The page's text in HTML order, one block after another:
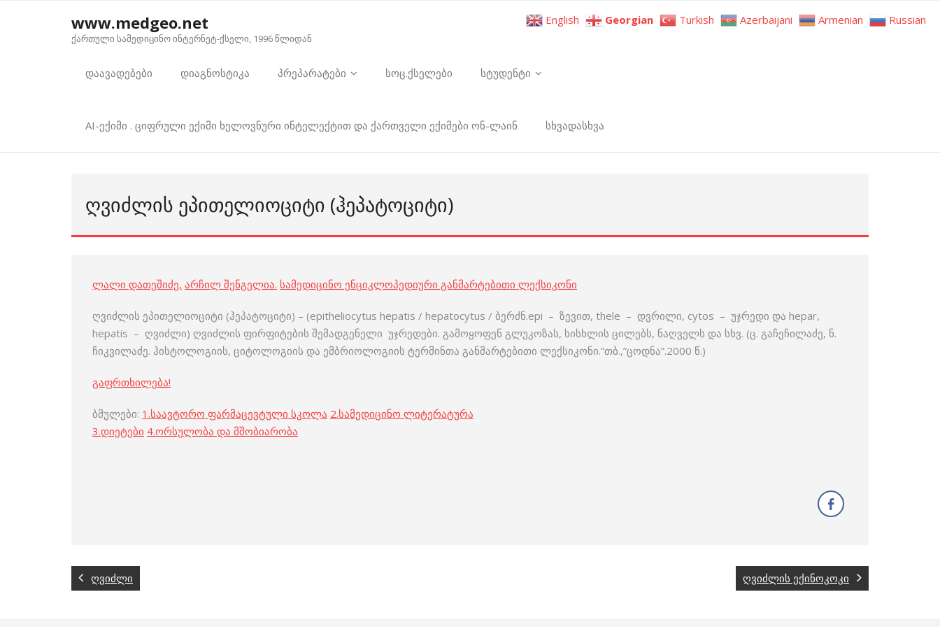
www.medgeo.net
ქართული სამედიცინო ინტერნეტ-ქსელი, 1996 წლიდან
დაავადებები დიაგნოსტიკა პრეპარატები სოც.ქსელები სტუდენტი
AI-ექიმი . ციფრული ექიმი ხელოვნური ინტელექტით და ქართველი ექიმები ონ-ლაინ სხვადასხვა
ᲦᲕᲘᲫᲚᲘᲡ ᲔᲞᲘᲗᲔᲚᲘᲝᲪᲘᲢᲘ (ᲰᲔᲞᲐᲢᲝᲪᲘᲢᲘ)
ლალი დათეშიძე, არჩილ შენგელია. სამედიცინო ენციკლოპედიური განმარტებითი ლექსიკონი
ღვიძლის ეპითელიოციტი (ჰეპატოციტი) – (epitheliocytus hepatis / hepatocytus / ბერძნ.epi – ზევით, thele – დვრილი, cytos – უჯრედი და hepar,
hepatis – ღვიძლი) ღვიძლის ფირფიტების შემად­გენელი უჯრედები. გამოყოფენ გლუკოზას, სისხლის ცილებს, ნაღველს და სხვ. (ც. გაჩეჩილაძე, ნ.
ჩიკვილაძე. ჰისტოლოგიის, ციტოლოგიის და ემბრიოლოგიის ტერმინთა განმარტებითი ლექსიკონი.”თბ.,”ცოდნა”.2000 წ.)
გაფრთხილება!
ბმულები: 1.საავტორო ფარმაცევტული სკოლა 2.სამედიცინო ლიტერატურა
3.დიეტები 4.ორსულობა და მშობიარობა
ღვიძლი ღვიძლის ექინოკოკი
English Georgian Turkish Azerbaijani Armenian Russian